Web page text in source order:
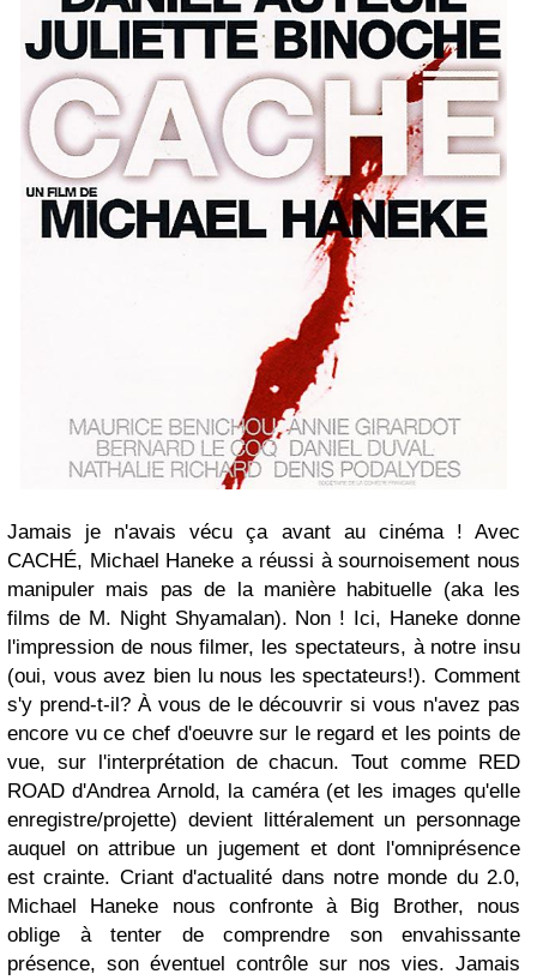
Jamais je n'avais vécu ça avant au cinéma ! Avec
CACHÉ, Michael Haneke a réussi à sournoisement nous
manipuler mais pas de la manière habituelle (aka les
films de M. Night Shyamalan). Non ! Ici, Haneke donne
l'impression de nous filmer, les spectateurs, à notre insu
(oui, vous avez bien lu nous les spectateurs!). Comment
s'y prend-t-il? À vous de le découvrir si vous n'avez pas
encore vu ce chef d'oeuvre sur le regard et les points de
vue, sur l'interprétation de chacun. Tout comme RED
ROAD d'Andrea Arnold, la caméra (et les images qu'elle
enregistre/projette) devient littéralement un personnage
auquel on attribue un jugement et dont l'omniprésence
est crainte. Criant d'actualité dans notre monde du 2.0,
Michael Haneke nous confronte à Big Brother, nous
oblige à tenter de comprendre son envahissante
présence, son éventuel contrôle sur nos vies. Jamais